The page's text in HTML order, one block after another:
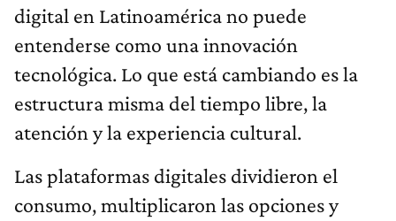
digital en Latinoamérica no puede
entenderse como una innovación
tecnológica. Lo que está cambiando es la
estructura misma del tiempo libre, la
atención y la experiencia cultural.
Las plataformas digitales dividieron el
consumo, multiplicaron las opciones y